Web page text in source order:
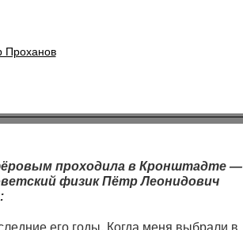
Проханов
проходила в Кронштадте —
физик Пётр Леонидович
его годы. Когда меня выбрали в